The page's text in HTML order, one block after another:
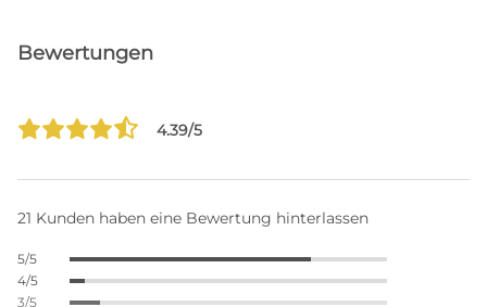
Bewertungen
4.39/5
21 Kunden haben eine Bewertung hinterlassen
5/5
4/5
3/5